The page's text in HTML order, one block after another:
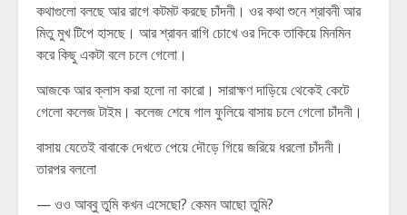
কথাগুলো বলছে আর রাগে কটমট করছে চাঁদনী। ওর কথা শুনে শ্রাবনী আর
মিতু মুখ টিপে হাসছে। আর শ্রাবন রাগি চোখে ওর দিকে তাকিয়ে মিনমিন
করে কিছু একটা বলে চলে গেলো।
আজকে আর ক্লাস করা হলো না কারো। সারাক্ষণ দাড়িয়ে থেকেই কেটে
গেলো কলেজ টাইম। কলেজ শেষে গাল ফুলিয়ে বাসায় চলে গেলো চাঁদনী।
বাসায় যেতেই বাবাকে দেখতে পেয়ে দৌড়ে গিয়ে জরিয়ে ধরলো চাঁদনী।
তারপর বললো
— ওও আব্বু তুমি কখন এসেছো? কেমন আছো তুমি?